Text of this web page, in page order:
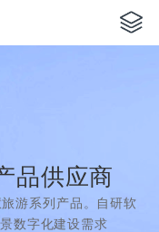
品供应商
游系列产品。自研软
数字化建设需求